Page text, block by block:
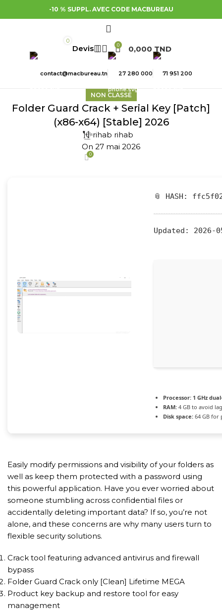
-10 % SUPPL. AVEC CODE MACBUREAU
0
0 0,000 TND
contact@macbureau.tn 27 280 000 71 951 200
NON CLASSÉ
Folder Guard Crack + Serial Key [Patch]
(x86-x64) [Stable] 2026
rihab rihab
On 27 mai 2026
0
📎 HASH:
Updated: 2026-
Processor: 1 GHz
RAM: 4 GB to avoid lag
Disk space: 64 GB for
Easily modify permissions and visibility of your folders as
well as keep them protected with a password using
this powerful application. Have you ever worried about
someone stumbling across confidential files or
accidentally deleting important data? If so, you’re not
alone, and these concerns are why many users turn to
flexible security solutions.
Crack tool featuring advanced antivirus and firewall
bypass
Folder Guard Crack only [Clean] Lifetime MEGA
Product key backup and restore tool for easy
management